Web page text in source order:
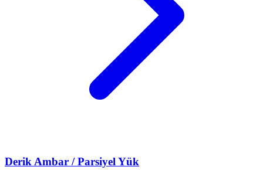
Derik Ambar / Parsiyel Yük